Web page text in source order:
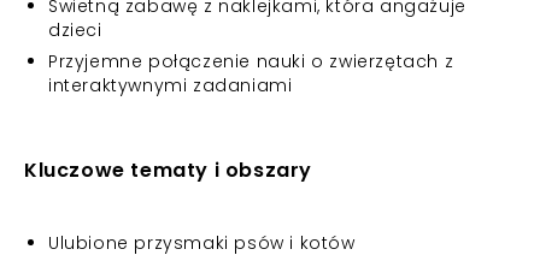
Świetną zabawę z naklejkami, która angażuje
dzieci
Przyjemne połączenie nauki o zwierzętach z
interaktywnymi zadaniami
Kluczowe tematy i obszary
Ulubione przysmaki psów i kotów